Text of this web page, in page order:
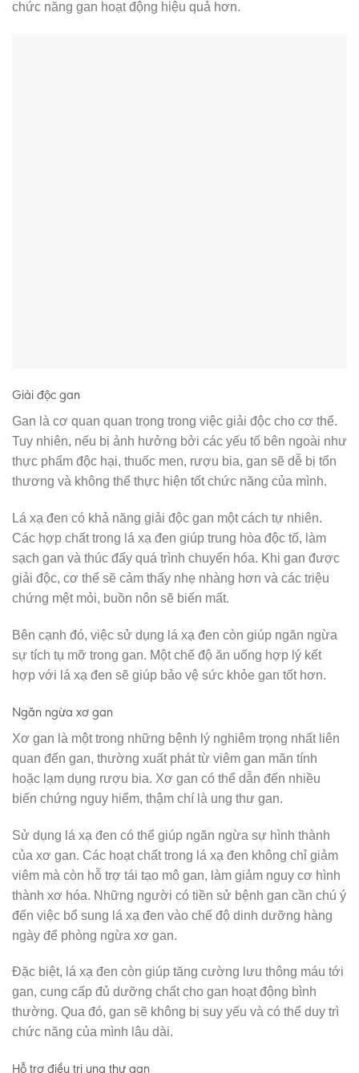
chức năng gan hoạt động hiệu quả hơn.
Giải độc gan
Gan là cơ quan quan trọng trong việc giải độc cho cơ thể.
Tuy nhiên, nếu bị ảnh hưởng bởi các yếu tố bên ngoài như
thực phẩm độc hại, thuốc men, rượu bia, gan sẽ dễ bị tổn
thương và không thể thực hiện tốt chức năng của mình.
Lá xạ đen có khả năng giải độc gan một cách tự nhiên.
Các hợp chất trong lá xạ đen giúp trung hòa độc tố, làm
sạch gan và thúc đẩy quá trình chuyển hóa. Khi gan được
giải độc, cơ thể sẽ cảm thấy nhẹ nhàng hơn và các triệu
chứng mệt mỏi, buồn nôn sẽ biến mất.
Bên cạnh đó, việc sử dụng lá xạ đen còn giúp ngăn ngừa
sự tích tụ mỡ trong gan. Một chế độ ăn uống hợp lý kết
hợp với lá xạ đen sẽ giúp bảo vệ sức khỏe gan tốt hơn.
Ngăn ngừa xơ gan
Xơ gan là một trong những bệnh lý nghiêm trọng nhất liên
quan đến gan, thường xuất phát từ viêm gan mãn tính
hoặc lạm dụng rượu bia. Xơ gan có thể dẫn đến nhiều
biến chứng nguy hiểm, thậm chí là ung thư gan.
Sử dụng lá xạ đen có thể giúp ngăn ngừa sự hình thành
của xơ gan. Các hoạt chất trong lá xạ đen không chỉ giảm
viêm mà còn hỗ trợ tái tạo mô gan, làm giảm nguy cơ hình
thành xơ hóa. Những người có tiền sử bệnh gan cần chú ý
đến việc bổ sung lá xạ đen vào chế độ dinh dưỡng hàng
ngày để phòng ngừa xơ gan.
Đặc biệt, lá xạ đen còn giúp tăng cường lưu thông máu tới
gan, cung cấp đủ dưỡng chất cho gan hoạt động bình
thường. Qua đó, gan sẽ không bị suy yếu và có thể duy trì
chức năng của mình lâu dài.
Hỗ trợ điều trị ung thư gan